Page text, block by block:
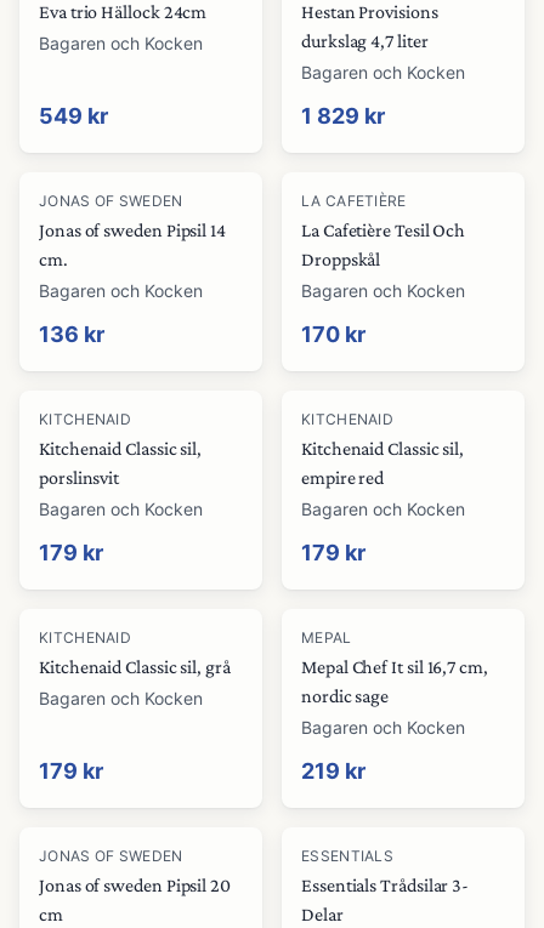
Eva trio Hällock 24cm
Bagaren och Kocken
549 kr
Hestan Provisions
durkslag 4,7 liter
Bagaren och Kocken
1 829 kr
JONAS OF SWEDEN
Jonas of sweden Pipsil 14
cm.
Bagaren och Kocken
136 kr
LA CAFETIÈRE
La Cafetière Tesil Och
Droppskål
Bagaren och Kocken
170 kr
KITCHENAID
Kitchenaid Classic sil,
porslinsvit
Bagaren och Kocken
179 kr
KITCHENAID
Kitchenaid Classic sil,
empire red
Bagaren och Kocken
179 kr
KITCHENAID
Kitchenaid Classic sil, grå
Bagaren och Kocken
179 kr
MEPAL
Mepal Chef It sil 16,7 cm,
nordic sage
Bagaren och Kocken
219 kr
JONAS OF SWEDEN
Jonas of sweden Pipsil 20
cm
-21%
ESSENTIALS
Essentials Trådsilar 3-
Delar